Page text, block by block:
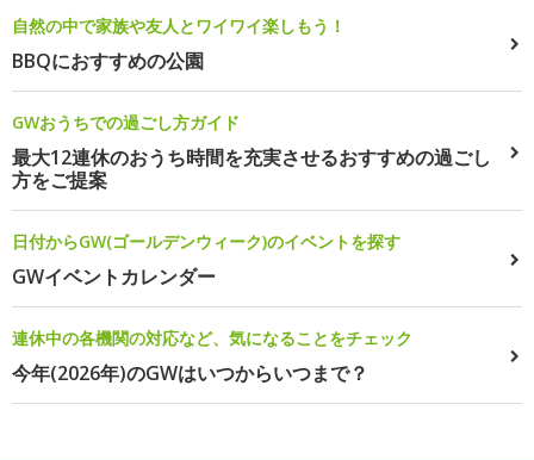
自然の中で家族や友人とワイワイ楽しもう！
BBQにおすすめの公園
GWおうちでの過ごし方ガイド
最大12連休のおうち時間を充実させるおすすめの過ごし
方をご提案
日付からGW(ゴールデンウィーク)のイベントを探す
GWイベントカレンダー
連休中の各機関の対応など、気になることをチェック
今年(2026年)のGWはいつからいつまで？